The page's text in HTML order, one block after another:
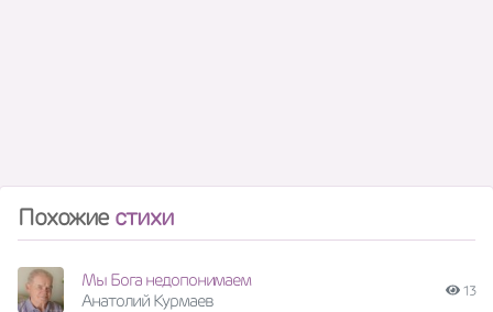
Похожие стихи
Мы Бога недопонимаем
Анатолий Курмаев
13